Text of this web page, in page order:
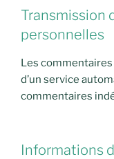
Transmission
personnelles
Les commentaires
d’un service
commentaires
Informations